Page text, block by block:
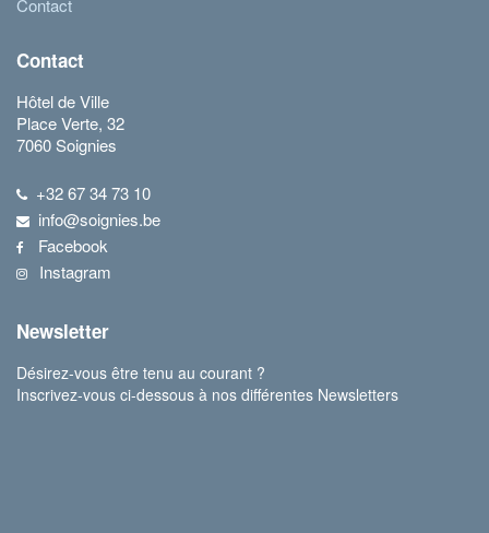
Contact
Contact
Hôtel de Ville
Place Verte, 32
7060 Soignies
+32 67 34 73 10
info@soignies.be
Facebook
Instagram
Newsletter
Désirez-vous être tenu au courant ?
Inscrivez-vous ci-dessous à nos différentes Newsletters